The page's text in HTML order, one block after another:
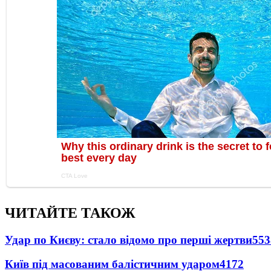
ЧИТАЙТЕ ТАКОЖ
Удар по Києву: стало відомо про перші жертви
Київ під масованим балістичним ударом4172